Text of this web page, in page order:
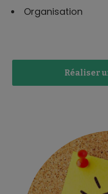
Organisation
Réaliser